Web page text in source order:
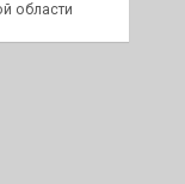
области